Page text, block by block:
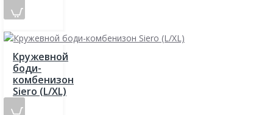
Кружевной
боди-
комбенизон
Siero (L/XL)